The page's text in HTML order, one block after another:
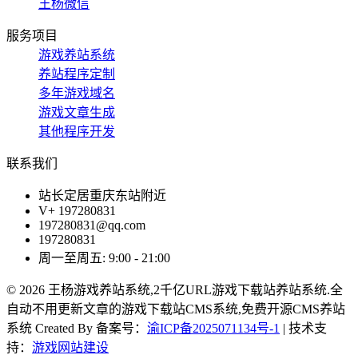
王杨微信
服务项目
游戏养站系统
养站程序定制
多年游戏域名
游戏文章生成
其他程序开发
联系我们
站长定居重庆东站附近
V+ 197280831
197280831@qq.com
197280831
周一至周五: 9:00 - 21:00
© 2026 王杨游戏养站系统,2千亿URL游戏下载站养站系统.全
自动不用更新文章的游戏下载站CMS系统,免费开源CMS养站
系统 Created By 备案号： 渝ICP备2025071134号-1 | 技术支
持： 游戏网站建设